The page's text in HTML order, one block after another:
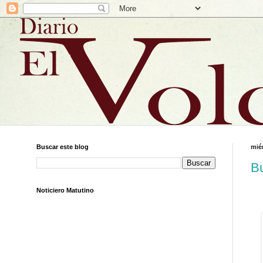
Buscar este blog
Noticiero Matutino